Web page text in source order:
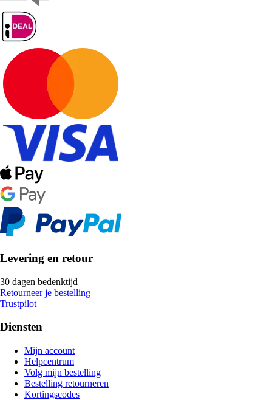
Levering en retour
30 dagen bedenktijd
Retourneer je bestelling
Trustpilot
Diensten
Mijn account
Helpcentrum
Volg mijn bestelling
Bestelling retourneren
Kortingscodes